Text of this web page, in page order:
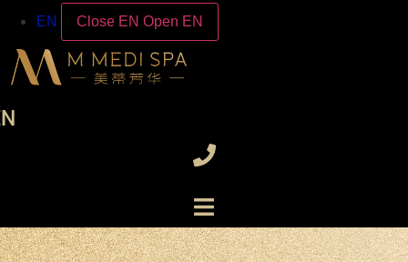
EN
Close EN Open EN